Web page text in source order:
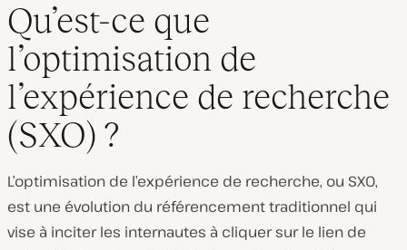
Qu’est-ce que
l’optimisation de
l’expérience de recherche
(SXO) ?
L’optimisation de l’expérience de recherche, ou SXO,
est une évolution du référencement traditionnel qui
vise à inciter les internautes à cliquer sur le lien de